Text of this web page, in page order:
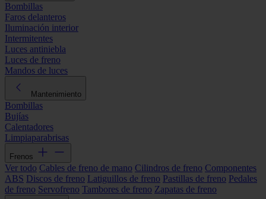
Bombillas
Faros delanteros
Iluminación interior
Intermitentes
Luces antiniebla
Luces de freno
Mandos de luces
Mantenimiento
Bombillas
Bujías
Calentadores
Limpiaparabrisas
Frenos
Ver todo Cables de freno de mano Cilindros de freno Componentes
ABS Discos de freno Latiguillos de freno Pastillas de freno Pedales
de freno Servofreno Tambores de freno Zapatas de freno